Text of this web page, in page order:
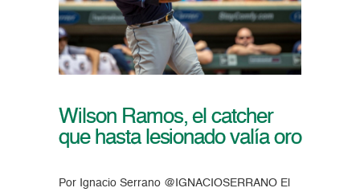
Wilson Ramos, el catcher
que hasta lesionado valía oro
Por Ignacio Serrano @IGNACIOSERRANO El